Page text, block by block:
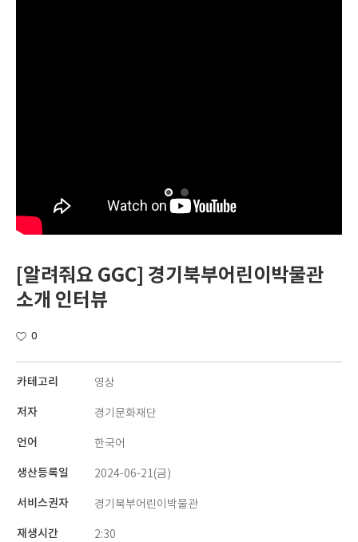
[알려줘요 GGC] 경기북부어린이박물관
소개 인터뷰
0
카테고리 영상
저자 경기문화재단
언어 한국어
생산등록일 2024-06-21(금)
서비스권자 경기북부어린이박물관
재생시간 2:30